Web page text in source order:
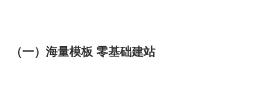
（一）海量模板 零基础建站